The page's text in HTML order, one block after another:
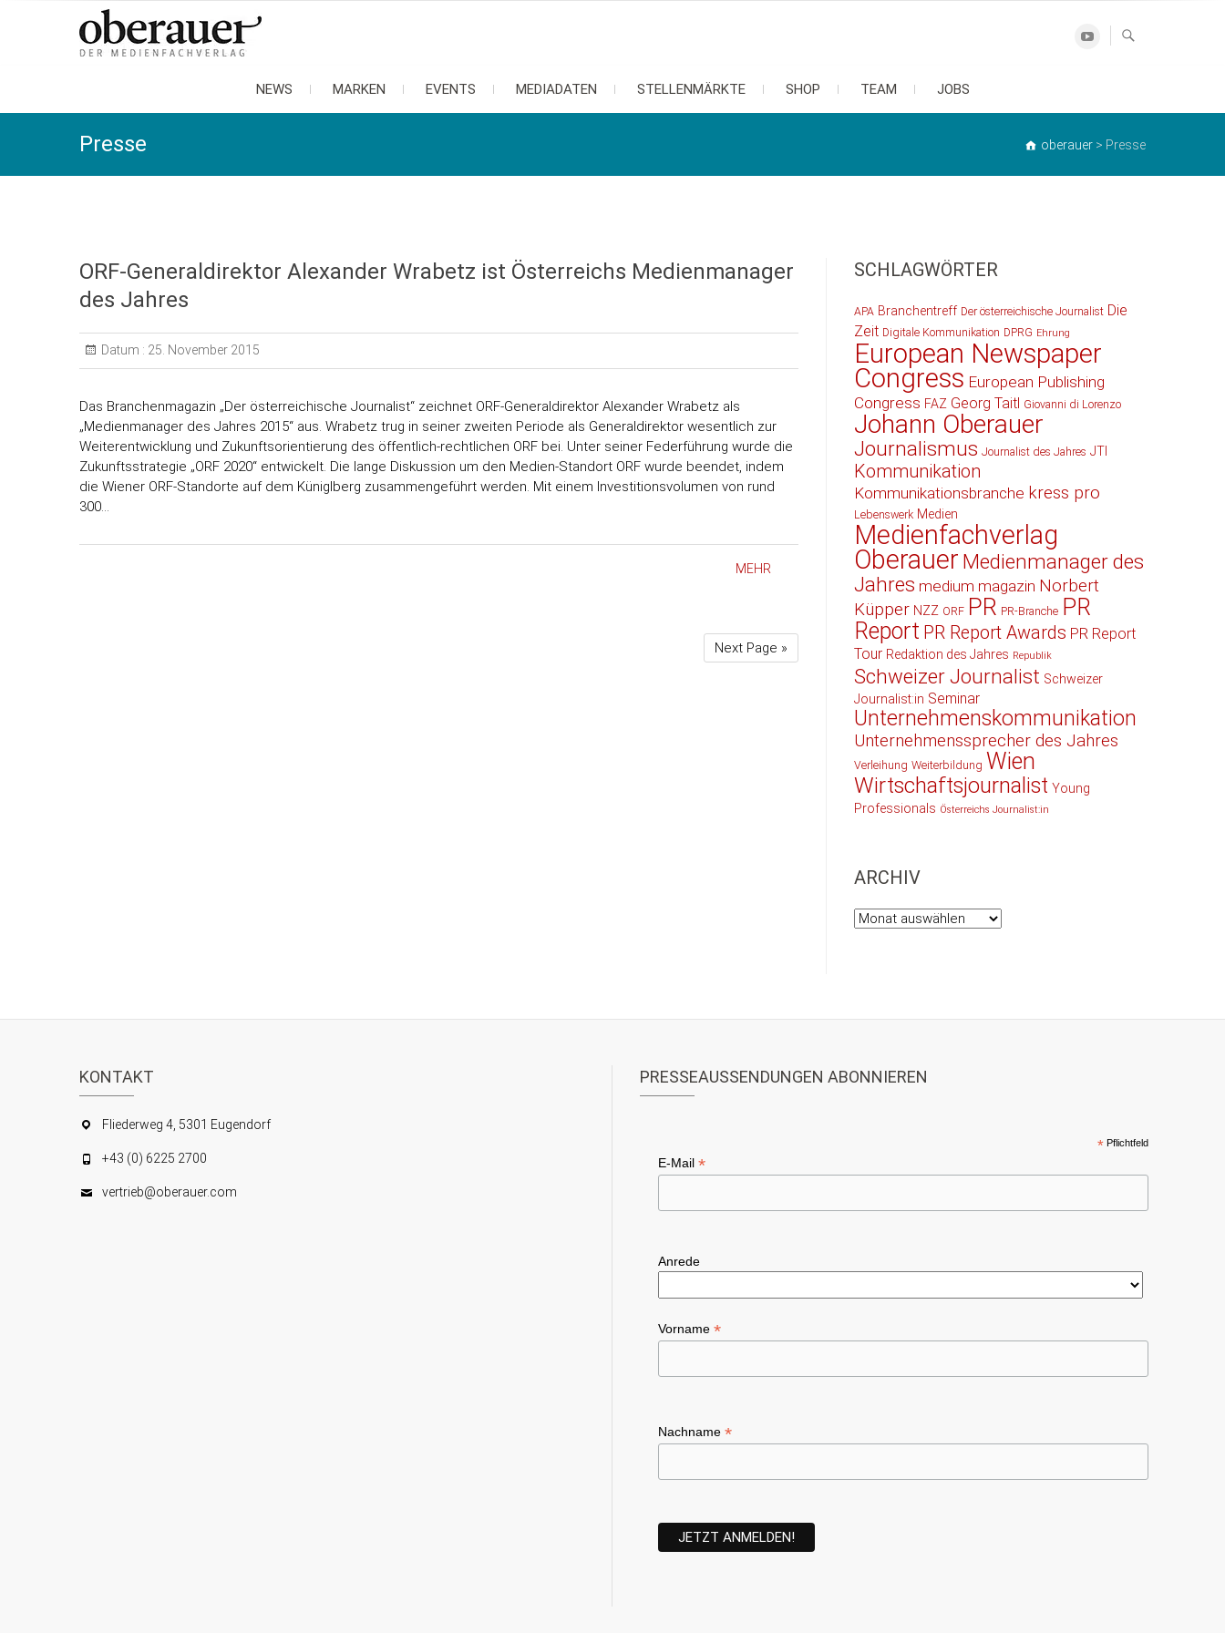
oberauer
der medienfachverlag Youtube
NEWS MARKEN EVENTS MEDIADATEN STELLENMÄRKTE SHOP TEAM JOBS
Presse oberauer > Presse
ORF-Generaldirektor Alexander Wrabetz ist Österreichs Medienmanager
des Jahres
Datum : 25. November 2015
Das Branchenmagazin „Der österreichische Journalist“ zeichnet ORF-Generaldirektor Alexander Wrabetz als
„Medienmanager des Jahres 2015“ aus. Wrabetz trug in seiner zweiten Periode als Generaldirektor wesentlich zur
Weiterentwicklung und Zukunftsorientierung des öffentlich-rechtlichen ORF bei. Unter seiner Federführung wurde die
Zukunftsstrategie „ORF 2020“ entwickelt. Die lange Diskussion um den Medien-Standort ORF wurde beendet, indem
die Wiener ORF-Standorte auf dem Küniglberg zusammengeführt werden. Mit einem Investitionsvolumen von rund
300…
MEHR
Next Page »
SCHLAGWÖRTER
APA Branchentreff Der österreichische Journalist Die
Zeit Digitale Kommunikation DPRG Ehrung
European Newspaper
Congress European Publishing
Congress FAZ Georg Taitl Giovanni di Lorenzo
Johann Oberauer
Journalismus Journalist des Jahres JTI
Kommunikation
Kommunikationsbranche kress pro
Lebenswerk Medien
Medienfachverlag
Oberauer Medienmanager des
Jahres medium magazin Norbert
Küpper NZZ ORF PR PR-Branche PR
Report PR Report Awards PR Report
Tour Redaktion des Jahres Republik
Schweizer Journalist Schweizer
Journalist:in Seminar
Unternehmenskommunikation
Unternehmenssprecher des Jahres
Verleihung Weiterbildung Wien
Wirtschaftsjournalist Young
Professionals Österreichs Journalist:in
ARCHIV
Archiv
KONTAKT
Fliederweg 4, 5301 Eugendorf
+43 (0) 6225 2700
vertrieb@oberauer.com
PRESSEAUSSENDUNGEN ABONNIEREN
*Pflichtfeld
E-Mail *
Anrede
Vorname *
Nachname *